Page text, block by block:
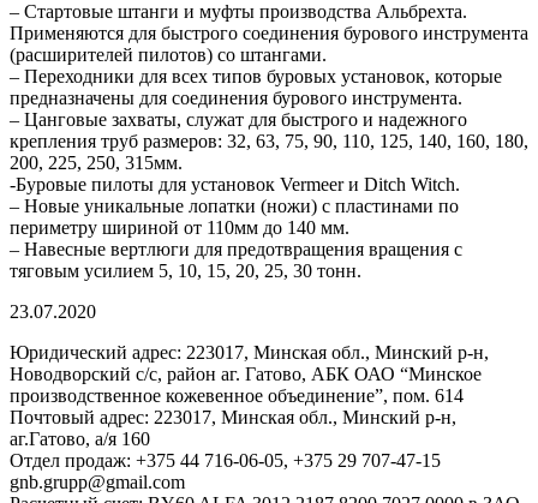
– Стартовые штанги и муфты производства Альбрехта.
Применяются для быстрого соединения бурового инструмента
(расширителей пилотов) со штангами.
– Переходники для всех типов буровых установок, которые
предназначены для соединения бурового инструмента.
– Цанговые захваты, служат для быстрого и надежного
крепления труб размеров: 32, 63, 75, 90, 110, 125, 140, 160, 180,
200, 225, 250, 315мм.
-Буровые пилоты для установок Vermeer и Ditch Witch.
– Новые уникальные лопатки (ножи) с пластинами по
периметру шириной от 110мм до 140 мм.
– Навесные вертлюги для предотвращения вращения с
тяговым усилием 5, 10, 15, 20, 25, 30 тонн.
23.07.2020
Юридический адрес: 223017, Минская обл., Минский р-н,
Новодворский с/с, район аг. Гатово, АБК ОАО “Минское
производственное кожевенное объединение”, пом. 614
Почтовый адрес: 223017, Минская обл., Минский р-н,
аг.Гатово, а/я 160
Отдел продаж: +375 44 716-06-05, +375 29 707-47-15
gnb.grupp@gmail.com